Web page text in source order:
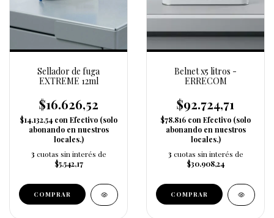
Sellador de fuga
EXTREME 12ml
$16.626,52
$14.132,54 con Efectivo (solo
abonando en nuestros
locales.)
3 cuotas sin interés de
$5.542,17
Belnet x5 litros -
ERRECOM
$92.724,71
$78.816 con Efectivo (solo
abonando en nuestros
locales.)
3 cuotas sin interés de
$30.908,24